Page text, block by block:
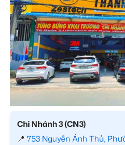
Chi Nhánh 3 (CN3)
📍 753 Nguyễn Ảnh Thủ,